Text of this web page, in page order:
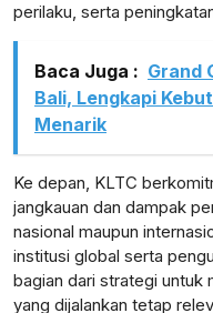
perilaku, serta
Baca Juga : Grand
Bali, Lengkapi
Menarik
Ke depan, KLTC
jangkauan dan dampak
nasional maupun
institusi global serta
bagian dari strategi untuk
yang dijalankan tetap